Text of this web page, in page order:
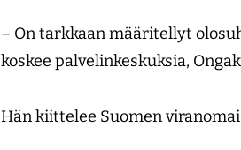
– On tarkkaan määritellyt
koskee palvelinkeskuksia,
Hän kiittelee Suomen